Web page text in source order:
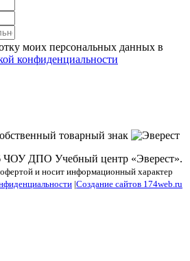
моих персональных данных в
конфиденциальности
товарный знак
ДПО Учебный центр «Эверест».
и носит информационный характер
|Создание сайтов 174web.ru